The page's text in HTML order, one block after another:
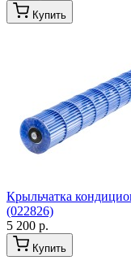
Купить
Крыльчатка
(022826)
5 200 р.
Купить